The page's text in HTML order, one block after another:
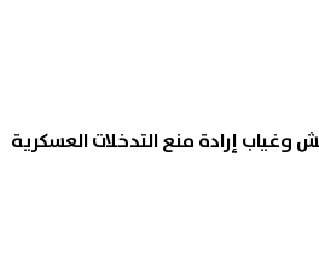
إرادة منع التدخلات العسكرية